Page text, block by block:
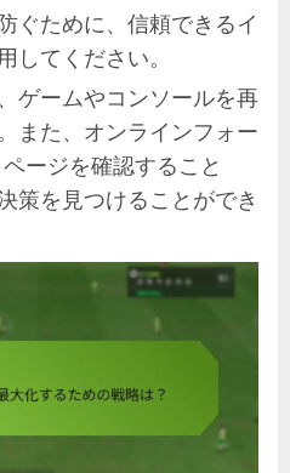
ぐために、信頼できるイ
してください。
ゲームやコンソールを再
また、オンラインフォー
ージを確認すること
策を見つけることができ